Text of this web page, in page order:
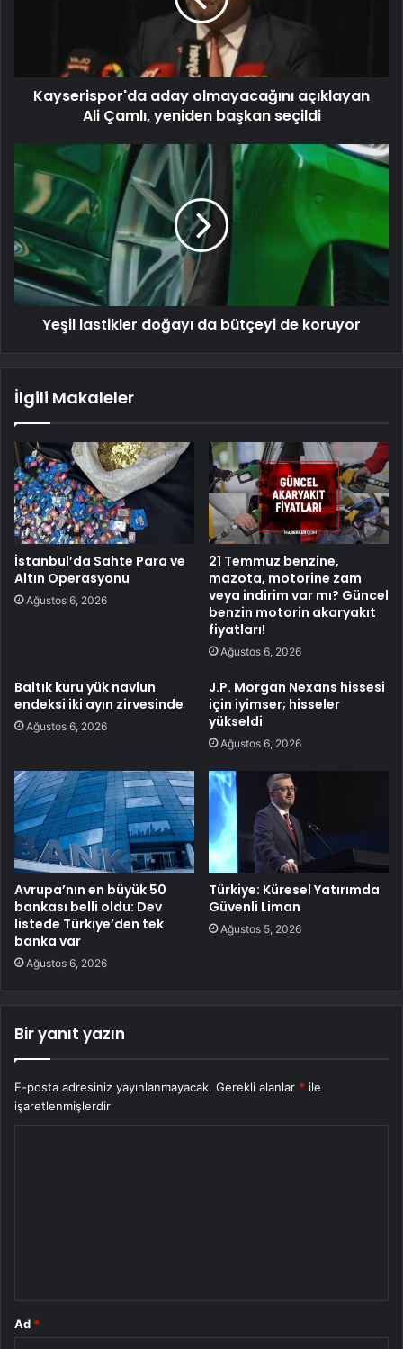
Kayserispor'da aday olmayacağını açıklayan
Ali Çamlı, yeniden başkan seçildi
Yeşil lastikler doğayı da bütçeyi de koruyor
İlgili Makaleler
İstanbul’da Sahte Para ve
Altın Operasyonu
Ağustos 6, 2026
21 Temmuz benzine,
mazota, motorine zam
veya indirim var mı? Güncel
benzin motorin akaryakıt
fiyatları!
Ağustos 6, 2026
Baltık kuru yük navlun
endeksi iki ayın zirvesinde
Ağustos 6, 2026
J.P. Morgan Nexans hissesi
için iyimser; hisseler
yükseldi
Ağustos 6, 2026
Avrupa’nın en büyük 50
bankası belli oldu: Dev
listede Türkiye’den tek
banka var
Ağustos 6, 2026
Türkiye: Küresel Yatırımda
Güvenli Liman
Ağustos 5, 2026
Bir yanıt yazın
E-posta adresiniz yayınlanmayacak. Gerekli alanlar * ile
işaretlenmişlerdir
Ad *